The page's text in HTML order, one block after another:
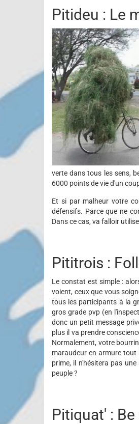
Pitideu : Le
verte dans tous les sens,
6000 points de vie d'un
Et si par malheur votre
défensifs. Parce que ne
Dans ce cas, va falloir
Pititrois :
Le constat est simple :
voient, ceux que vous
tous les participants à la
gros grade pvp (en
donc un petit message
plus il va prendre
Normalement, votre
maraudeur en armure tout
prime, il n'hésitera pas
peuple ?
Pitiquat' :